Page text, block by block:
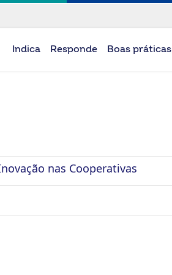
Indica Responde Boas práticas
nas Cooperativas